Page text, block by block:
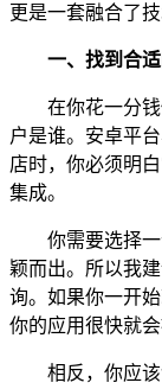
更是一套融合了
一、 找到合
在你花一分
户是谁。安卓平
店时，你必须明
集成。
你需要选择
颖而出。所以我
询。如果你一开
你的应用很快就
相反，你应